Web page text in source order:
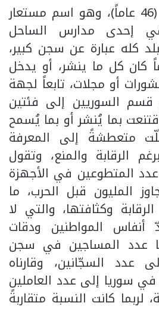
يقول سراج حسين (46 عاماً)، وهو اسم مستعار
إحدى مدارس الساحل
كله عبارة عن سجن كبير،
مدى 50 عاماً كان كل ما ينشر، أو يدخل
أو مجلات، تابعاً لجهة
قسم السوريين إلى فئتين
بما يُنشر أو بما يُسمح
متعطشةً إلى المعرفة
الرقابة والمنع، وتقول
المتطوعين في الأجهزة
المليون قبل الحرب، ما
وكثافتها، والتي لا
المواطنين ودقات
عدد المساجين في سجن
عدد السجّانين، وقارناه
سوريا إلى عدد العاملين
لربما كانت النسبة متقاربةً